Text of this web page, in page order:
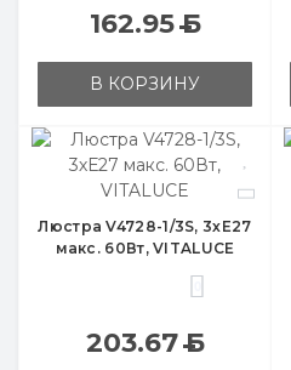
162.95Б
В КОРЗИНУ
Люстра V4728-1/3S, 3хЕ27
макс. 60Вт, VITALUCE
203.67Б